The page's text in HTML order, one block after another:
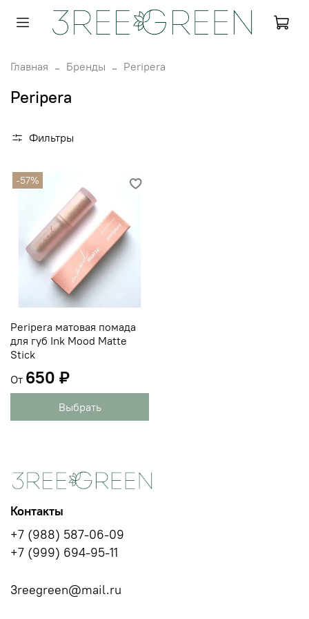
Главная Бренды Peripera
Peripera
Фильтры
-57%
Peripera матовая помада
для губ Ink Mood Matte
Stick
От 650 ₽
Выбрать
Контакты
+7 (988) 587-06-09
+7 (999) 694-95-11
3reegreen@mail.ru